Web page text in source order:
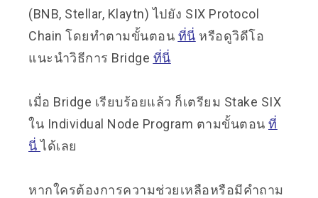
(BNB, Stellar, Klaytn) ไปยัง SIX Protocol
Chain โดยทำตามขั้นตอน ที่นี่ หรือดูวิดีโอ
แนะนำวิธีการ Bridge ที่นี่
เมื่อ Bridge เรียบร้อยแล้ว ก็เตรียม Stake SIX
ใน Individual Node Program ตามขั้นตอน ที่
นี่ ได้เลย
หากใครต้องการความช่วยเหลือหรือมีคำถาม